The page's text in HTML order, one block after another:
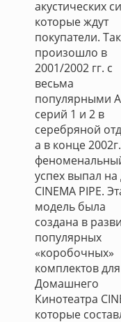
акустических
которые ждут
покупатели. Так
произошло в
2001/2002 гг. с
весьма
популярными
серий 1 и 2 в
серебряной
а в конце 2002г.
успех выпал
CINEMA PIPE.
модель была
создана в
популярных
«коробочных»
комплектов для
Домашнего
Кинотеатра
которые